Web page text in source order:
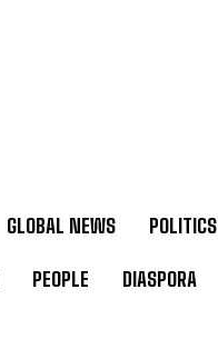
GLOBAL NEWS POLITICS
PEOPLE DIASPORA